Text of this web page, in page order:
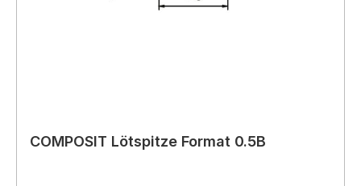
COMPOSIT Lötspitze Format 0.5B